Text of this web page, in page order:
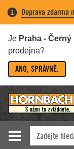
Doprava zdarma
Je Praha - Černý
prodejna?
ANO, SPRÁVNĚ.